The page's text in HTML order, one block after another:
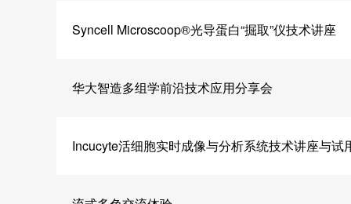
Syncell Microscoop®光导蛋白“掘取”仪技术讲座
华大智造多组学前沿技术应用分享会
Incucyte活细胞实时成像与分析系统技术讲座与试